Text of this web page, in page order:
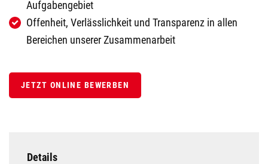
Details
Aufgabengebiet
Offenheit, Verlässlichkeit und Transparenz in allen
Bereichen unserer Zusammenarbeit
JETZT ONLINE BEWERBEN